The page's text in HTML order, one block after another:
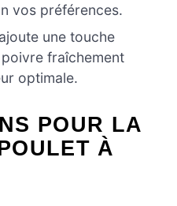
vos préférences.
une touche
fraîchement
optimale.
POUR LA
À